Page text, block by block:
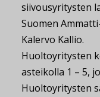
siivousyritysten
Suomen
Kalervo Kallio.
Huoltoyritysten
asteikolla 1 – 5,
Huoltoyritysten